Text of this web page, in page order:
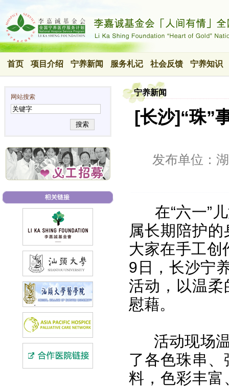
首页 项目介绍 宁养新闻 服务札记 社会反馈 宁养知识
网站搜索
搜索
宁养新闻
[长沙]“珠”
发布单位：
在“六一”
属长期陪护
大家在手工创
9日，长沙宁
活动，以温
慰藉。
活动现场
了各色珠串
料，色彩丰